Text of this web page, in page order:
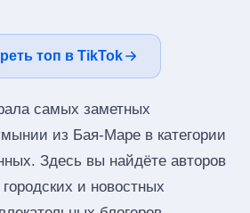
топ в TikTok
самых заметных
из Бая-Маре в категории
Здесь вы найдёте авторов
и новостных